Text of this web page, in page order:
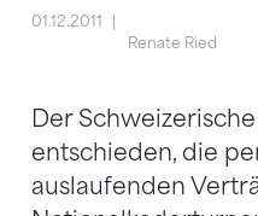
01.12.2011
Renate Ried
Der
entschieden, die
auslaufenden